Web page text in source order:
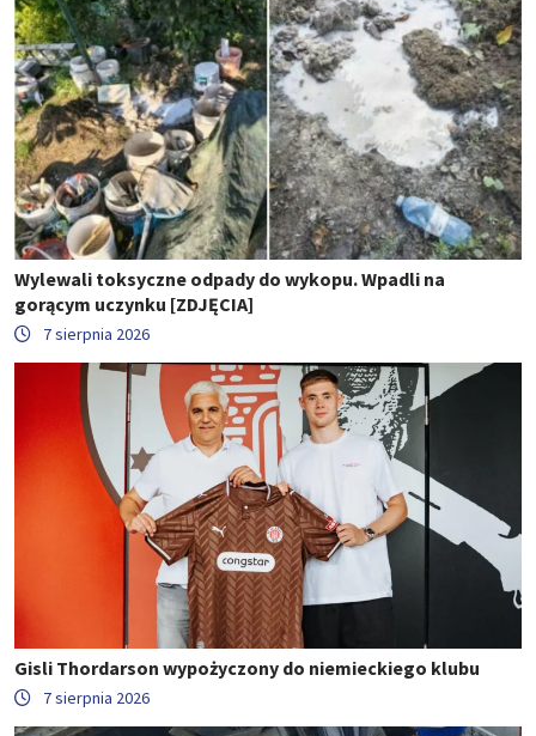
Wylewali toksyczne odpady do wykopu. Wpadli na
gorącym uczynku [ZDJĘCIA]
7 sierpnia 2026
Gisli Thordarson wypożyczony do niemieckiego klubu
7 sierpnia 2026